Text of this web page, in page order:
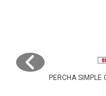
PERCHA